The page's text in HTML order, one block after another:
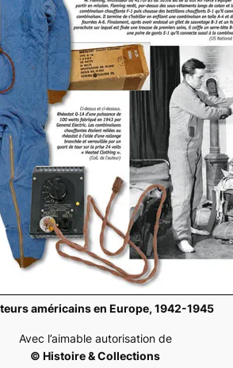
américains en Europe, 1942-1945
Avec l’aimable autorisation de
© Histoire & Collections